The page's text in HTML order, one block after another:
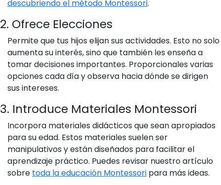
descubriendo el método Montessori.
2. Ofrece Elecciones
Permite que tus hijos elijan sus actividades. Esto no solo
aumenta su interés, sino que también les enseña a
tomar decisiones importantes. Proporcionales varias
opciones cada día y observa hacia dónde se dirigen
sus intereses.
3. Introduce Materiales Montessori
Incorpora materiales didácticos que sean apropiados
para su edad. Estos materiales suelen ser
manipulativos y están diseñados para facilitar el
aprendizaje práctico. Puedes revisar nuestro artículo
sobre toda la educación Montessori para más ideas.